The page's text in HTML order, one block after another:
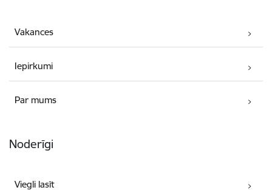
Vakances
Iepirkumi
Par mums
Noderīgi
Viegli lasīt